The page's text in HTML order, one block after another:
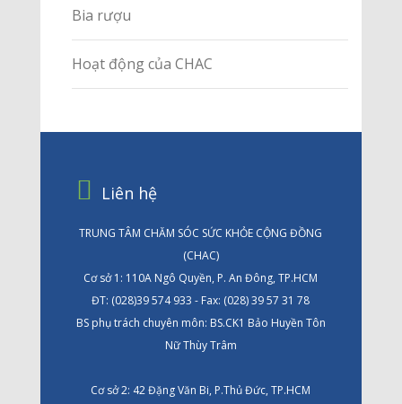
Bia rượu
Hoạt động của CHAC
Liên hệ
TRUNG TÂM CHĂM SÓC SỨC KHỎE CỘNG ĐỒNG
(CHAC)
Cơ sở 1: 110A Ngô Quyền, P. An Đông, TP.HCM
ĐT: (028)39 574 933 - Fax: (028) 39 57 31 78
BS phụ trách chuyên môn: BS.CK1 Bảo Huyền Tôn
Nữ Thùy Trâm
Cơ sở 2: 42 Đặng Văn Bi, P.Thủ Đức, TP.HCM